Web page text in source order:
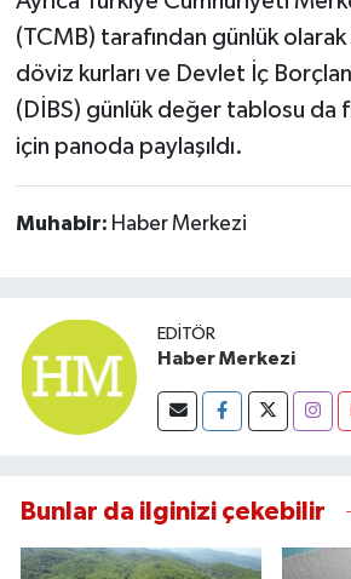
(TCMB) tarafından günlük
döviz kurları ve Devlet İç
(DİBS) günlük değer tablosu da
için panoda paylaşıldı.
Muhabir: Haber Merkezi
EDITÖR
Haber Merkezi
Bunlar da ilginizi çekebilir